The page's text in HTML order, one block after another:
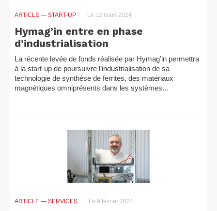
ARTICLE — START-UP Le 12 mars 2024
Hymag’in entre en phase
d’industrialisation
La récente levée de fonds réalisée par Hymag’in permettra
à la start-up de poursuivre l’industrialisation de sa
technologie de synthèse de ferrites, des matériaux
magnétiques omniprésents dans les systèmes...
ARTICLE — SERVICES Le 9 février 2024